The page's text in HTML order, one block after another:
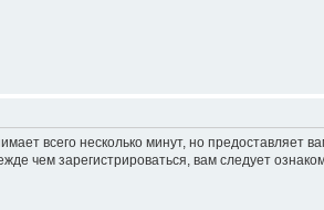
всего несколько минут, но
чем зарегистрироваться, вам следует